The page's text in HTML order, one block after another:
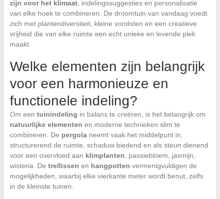
zijn voor het klimaat, indelingssuggesties en personalisatie
van elke hoek te combineren. De droomtuin van vandaag voedt
zich met plantendiversiteit, kleine vondsten en een creatieve
vrijheid die van elke ruimte een echt unieke en levende plek
maakt.
Welke elementen zijn belangrijk
voor een harmonieuze en
functionele indeling?
Om een tuinindeling in balans te creëren, is het belangrijk om
natuurlijke elementen en moderne technieken slim te
combineren. De pergolaneemt vaak het middelpunt in,
structurerend de ruimte, schaduw biedend en als steun dienend
voor een overvloed aan klimplanten , passiebloem, jasmijn,
wisteria. De trellissen en hangpotten vermenigvuldigen de
mogelijkheden, waarbij elke vierkante meter wordt benut, zelfs
in de kleinste tuinen.